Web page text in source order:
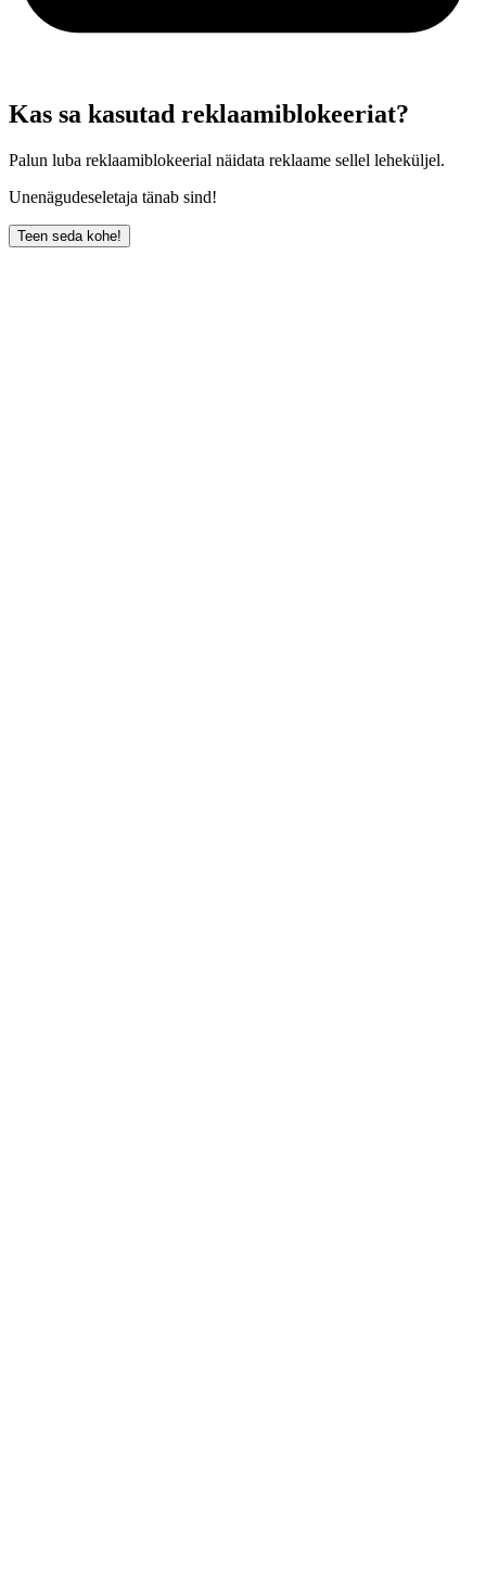
Kas sa kasutad reklaamiblokeeriat?
Palun luba reklaamiblokeerial näidata reklaame sellel leheküljel.
Unenägudeseletaja tänab sind!
Teen seda kohe!